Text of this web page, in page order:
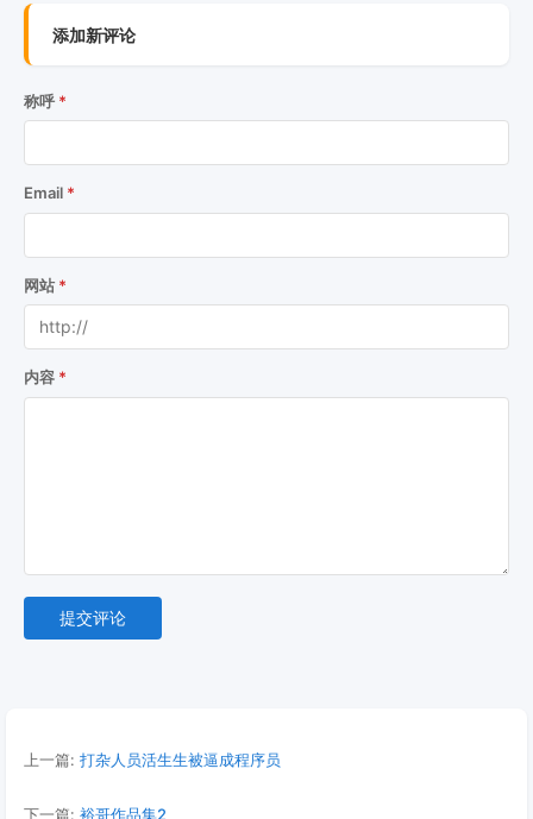
添加新评论
称呼
Email
网站
内容
提交评论
上一篇: 打杂人员活生生被逼成程序员
下一篇: 裕哥作品集2